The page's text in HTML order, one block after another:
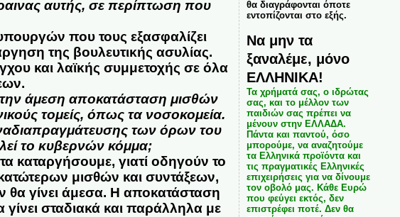
αυτής, σε περίπτωση που
που τους εξασφαλίζει
της βουλευτικής ασυλίας.
και λαϊκής συμμετοχής σε όλα
άμεση αποκατάσταση μισθών
τομείς, όπως τα νοσοκομεία.
των όρων του
το κυβερνών κόμμα;
καταργήσουμε, γιατί οδηγούν το
μισθών και συντάξεων,
γίνει άμεσα. Η αποκατάσταση
σταδιακά και παράλληλα με
θα διαγράφονται όποτε
εντοπίζονται στο εξής.
Να μην τα
ξαναλέμε, μόνο
ΕΛΛΗΝΙΚΑ!
Τα χρήματά σας, ο ιδρώτας
σας, και το μέλλον των
παιδιών σας πρέπει να
μένουν στην ΕΛΛΑΔΑ.
Πάντα και παντού, όσο
μπορούμε, να αναζητούμε
τα Ελληνικά προϊόντα και
τις πραγματικές Ελληνικές
επιχειρήσεις για να δίνουμε
τον οβολό μας. Κάθε Ευρώ
που φεύγει εκτός, δεν
επιστρέφει ποτέ. Δεν θα